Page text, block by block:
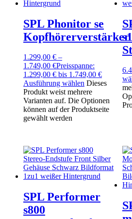
SPL Phonitor se
Kopfhörerverstärker
1.299,00 € –
1.749,00 €Preisspanne:
1.299,00 € bis 1.749,00 €
Ausführung wählen Dieses
Produkt weist mehrere
Varianten auf. Die Optionen
können auf der Produktseite
gewählt werden
SPL Performer
s800